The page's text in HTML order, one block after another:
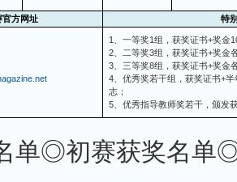
官方网址 特
1
、一等奖1组，获奖证书+奖金
2、二等奖3组，获奖证书+奖金
3、三等奖8组，获奖证书+奖金
4、优秀奖若干组，获奖证书+
志；
5、优秀指导教师奖若干，颁发
单◎初赛获奖名单